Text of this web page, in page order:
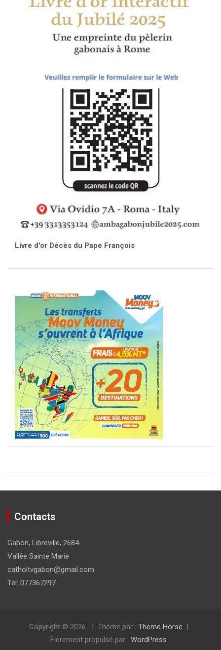
Livre d'or Décès du Pape François
Contacts
Gabon, Libreville, 2684
Vallée Sainte Marie
catholtvgabon@gmail.com
Tel: 077367297
Copyright © 2026 Thème par : Theme Horse
Fièrement propulsé par : WordPress